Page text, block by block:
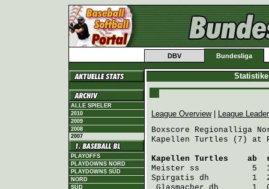
DBV Bundesliga
ALLE SPIELER
2010
2009
2008
2007
PLAYOFFS
PLAYDOWNS NORD
PLAYDOWNS SÜD
NORD
SÜD
League Overview|
League
Boxscore Regionalliga
Kapellen Turtles (7) at
Kapellen Turtles
ab
Meister ss           5  1
Spirgatis dh         1  2